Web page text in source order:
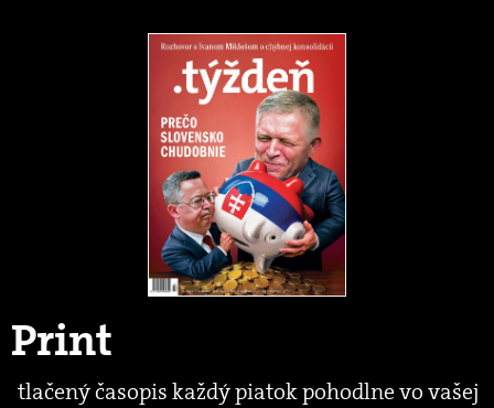
Print
tlačený časopis každý piatok pohodlne vo vašej